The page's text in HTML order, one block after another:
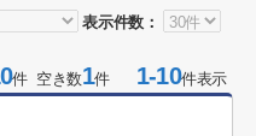
表示件数：
件 空き数1件1-10件表示